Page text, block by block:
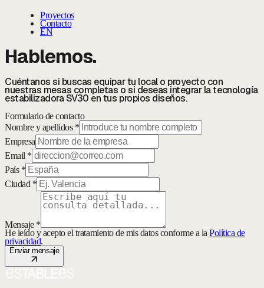
Proyectos
Contacto
EN
Hablemos.
Cuéntanos si buscas equipar tu local o proyecto con
nuestras mesas completas o si deseas integrar la tecnología
estabilizadora SV30 en tus propios diseños.
Formulario de contacto
Nombre y apellidos *
Empresa
Email *
País *
Ciudad *
Mensaje *
He leído y acepto el tratamiento de mis datos conforme a laPolítica de
privacidad.
Enviar mensaje